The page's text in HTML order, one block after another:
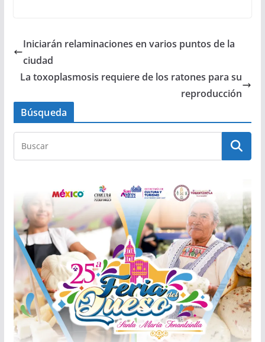
Iniciarán relaminaciones en varios puntos de la
ciudad
La toxoplasmosis requiere de los ratones para su
reproducción
Búsqueda